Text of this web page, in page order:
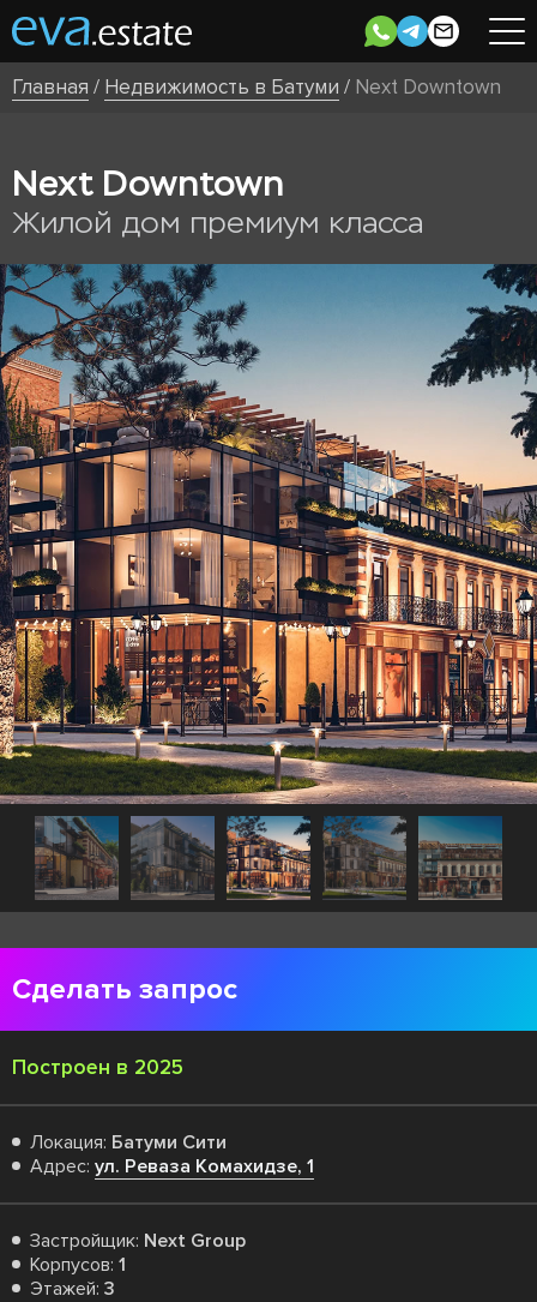
Главная / Недвижимость в Батуми / Next Downtown
Next Downtown
Жилой дом премиум класса
Сделать запрос
Построен в 2025
Локация: Батуми Сити
Адрес: ул. Реваза Комахидзе, 1
Застройщик: Next Group
Корпусов: 1
Этажей: 3